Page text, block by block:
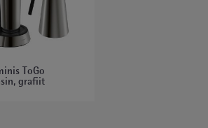
ToGo
grafiit